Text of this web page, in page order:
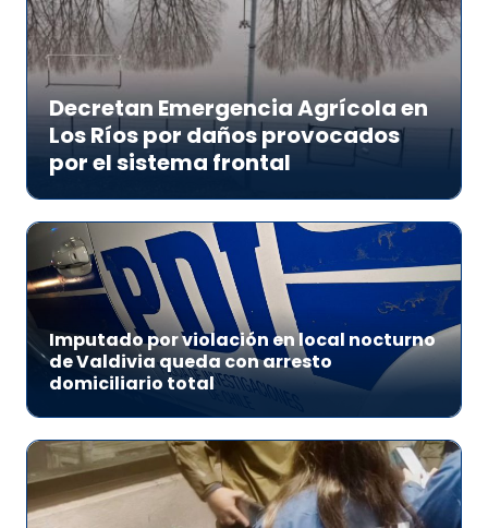
Decretan Emergencia Agrícola en
Los Ríos por daños provocados
por el sistema frontal
Imputado por violación en local nocturno
de Valdivia queda con arresto
domiciliario total